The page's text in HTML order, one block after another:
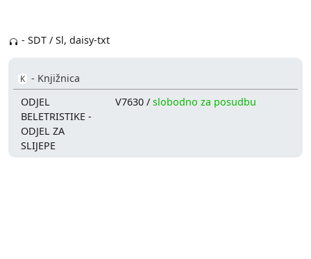
- SDT / Sl, daisy-txt
K - Knjižnica
ODJEL
BELETRISTIKE -
ODJEL ZA
SLIJEPE
V7630 /slobodno za posudbu